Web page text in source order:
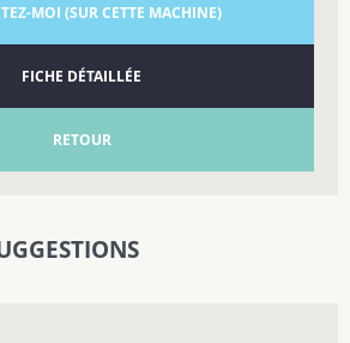
MOI (SUR CETTE MACHINE)
FICHE DÉTAILLÉE
RETOUR